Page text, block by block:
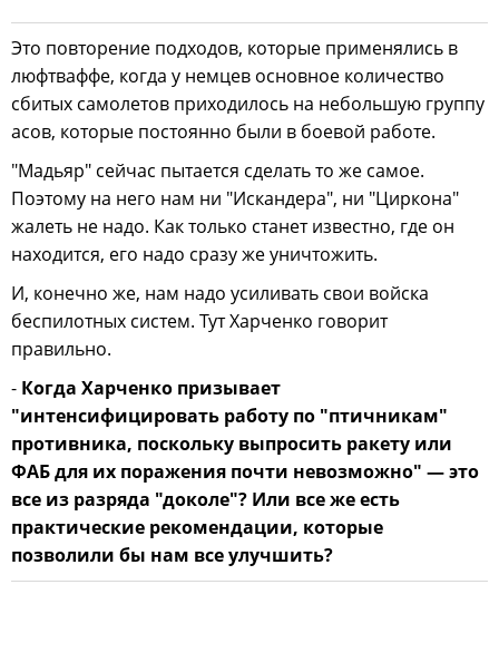
Это повторение подходов, которые применялись в
люфтваффе, когда у немцев основное количество
сбитых самолетов приходилось на небольшую группу
асов, которые постоянно были в боевой работе.
"Мадьяр" сейчас пытается сделать то же самое.
Поэтому на него нам ни "Искандера", ни "Циркона"
жалеть не надо. Как только станет известно, где он
находится, его надо сразу же уничтожить.
И, конечно же, нам надо усиливать свои войска
беспилотных систем. Тут Харченко говорит
правильно.
- Когда Харченко призывает
"интенсифицировать работу по "птичникам"
противника, поскольку выпросить ракету или
ФАБ для их поражения почти невозможно" — это
все из разряда "доколе"? Или все же есть
практические рекомендации, которые
позволили бы нам все улучшить?